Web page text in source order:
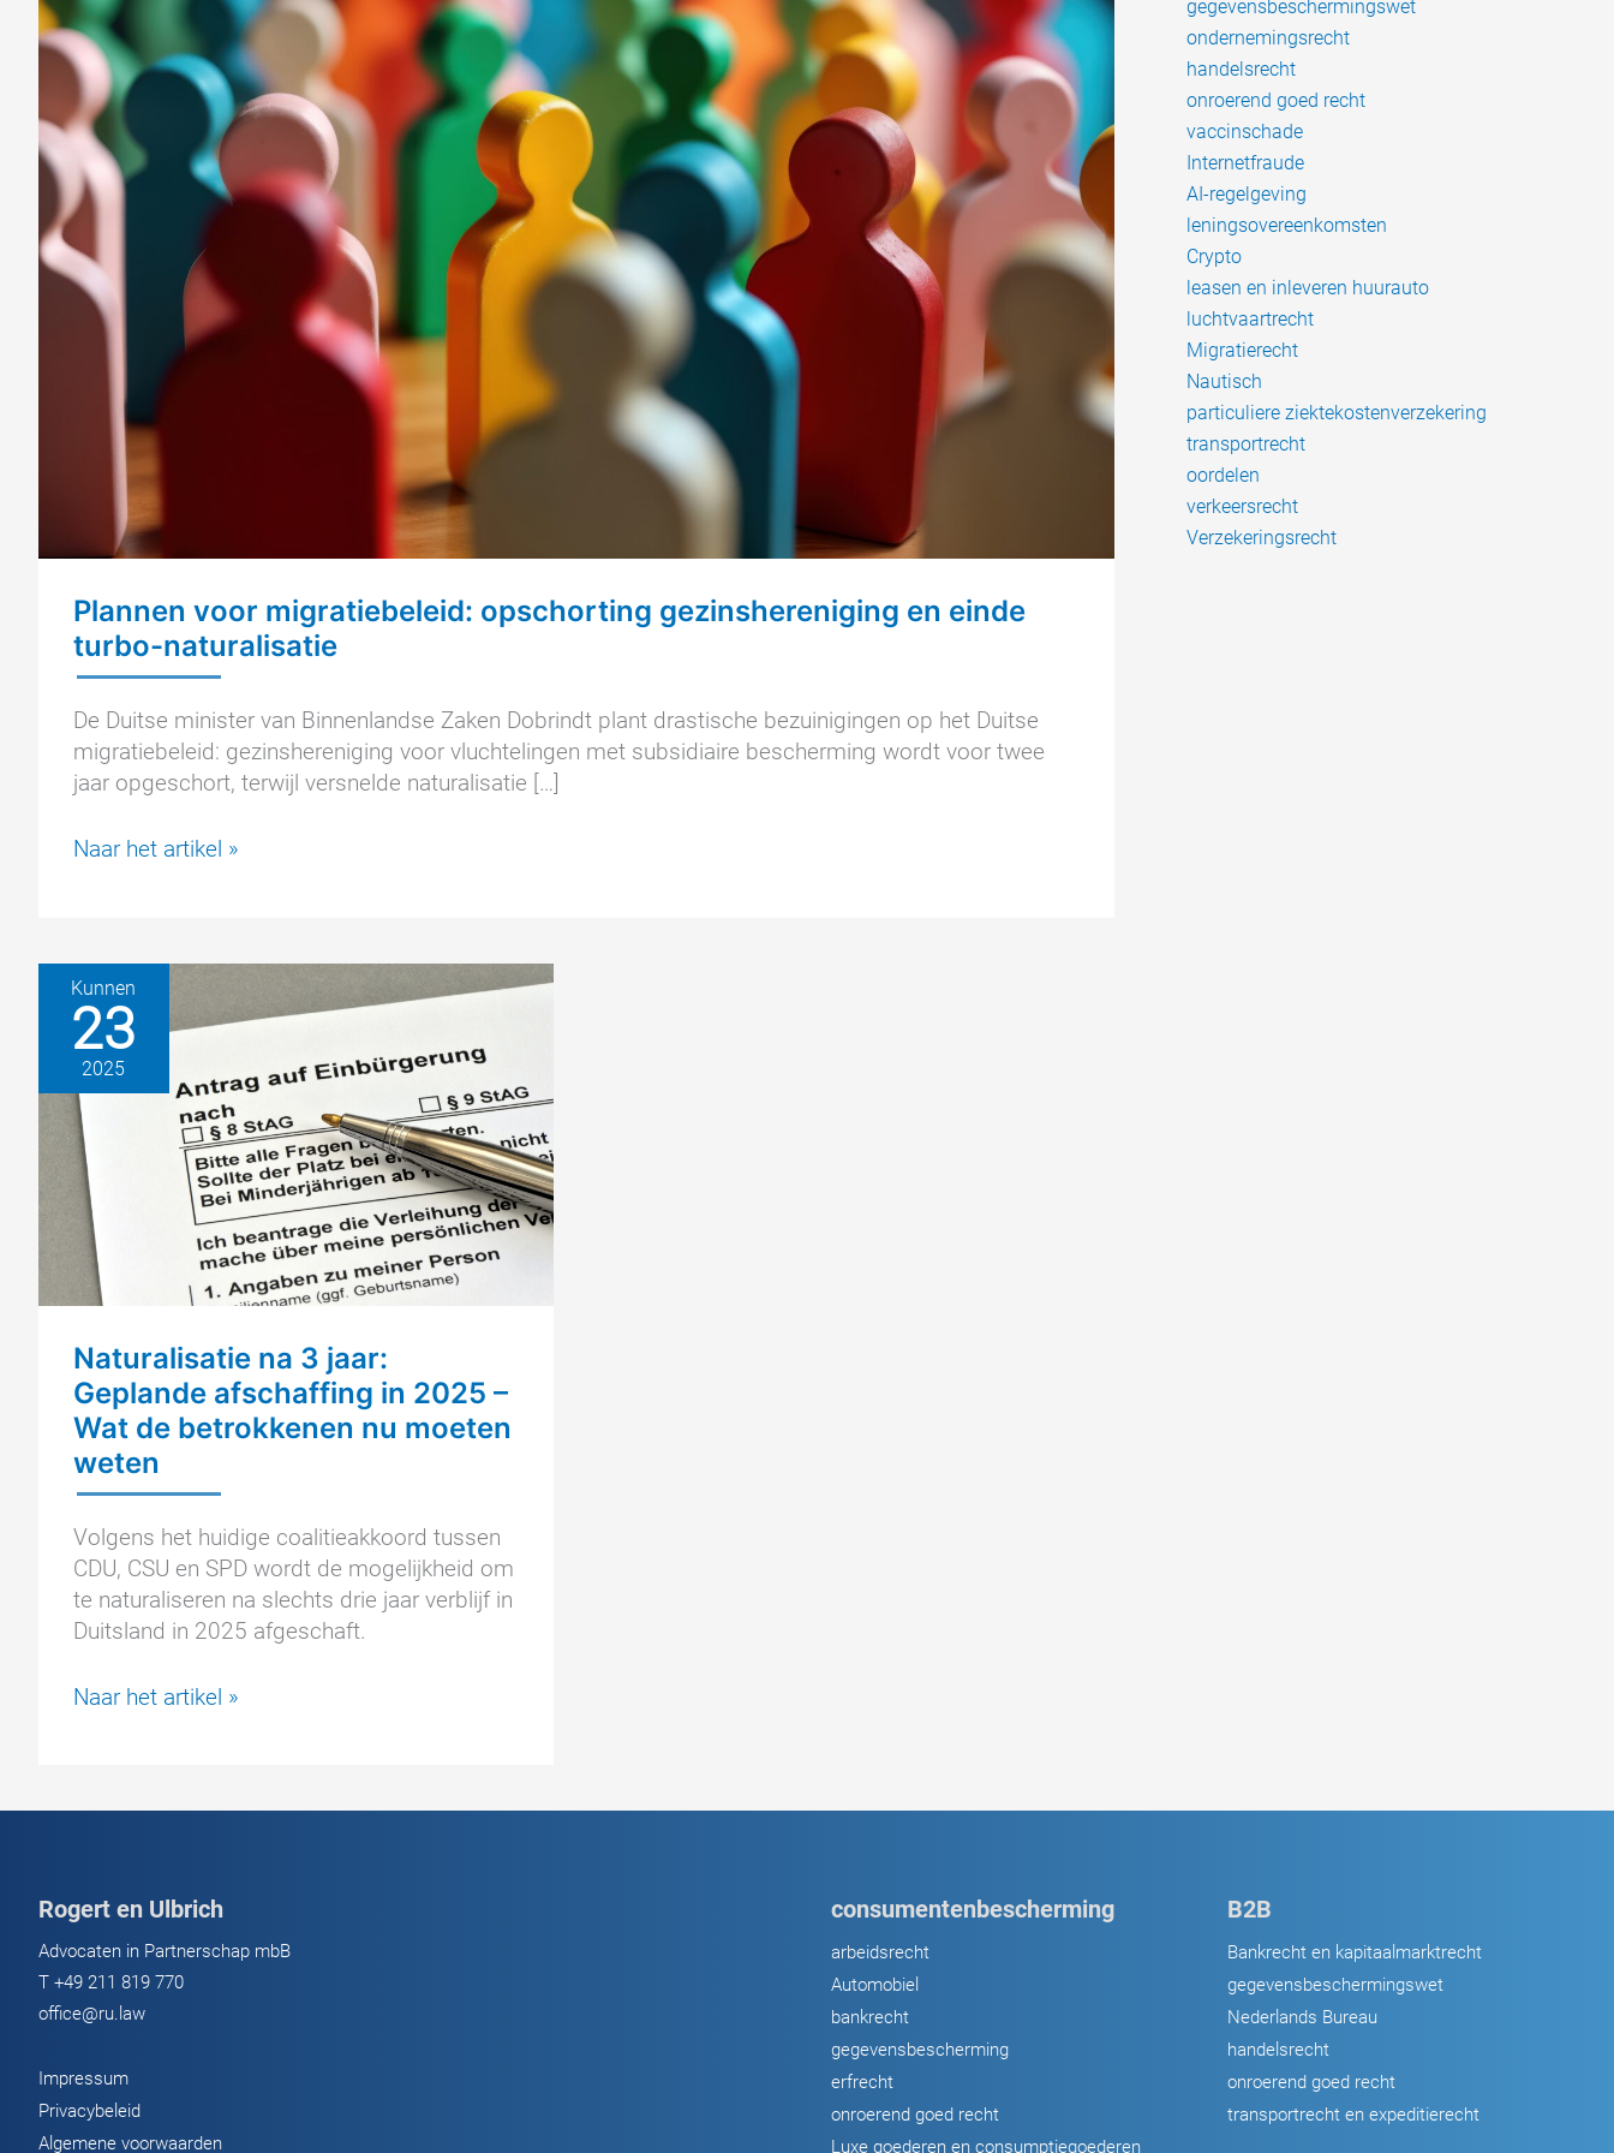
Plannen voor migratiebeleid: opschorting gezinshereniging en einde
turbo-naturalisatie
De Duitse minister van Binnenlandse Zaken Dobrindt plant drastische bezuinigingen op het Duitse
migratiebeleid: gezinshereniging voor vluchtelingen met subsidiaire bescherming wordt voor twee
jaar opgeschort, terwijl versnelde naturalisatie […]
Plannen
gezinshereniging
en
einde
turbo-
naturalisatie
Naar het artikel »
Kunnen
23
2025
Naturalisatie na 3 jaar:
Geplande afschaffing in 2025 –
Wat de betrokkenen nu moeten
weten
Volgens het huidige coalitieakkoord tussen
CDU, CSU en SPD wordt de mogelijkheid om
te naturaliseren na slechts drie jaar verblijf in
Duitsland in 2025 afgeschaft.
Naturalisatie
2025
–
Wat
de
nu
moeten
weten
Naar het artikel »
gegevensbeschermingswet
ondernemingsrecht
handelsrecht
onroerend goed recht
vaccinschade
Internetfraude
AI-regelgeving
leningsovereenkomsten
Crypto
leasen en inleveren huurauto
luchtvaartrecht
Migratierecht
Nautisch
particuliere ziektekostenverzekering
transportrecht
oordelen
verkeersrecht
Verzekeringsrecht
Rogert en Ulbrich
Advocaten in Partnerschap mbB
T +49 211 819 770
office@ru.law
Impressum
Privacybeleid
Algemene voorwaarden
consumentenbescherming
arbeidsrecht
Automobiel
bankrecht
gegevensbescherming
erfrecht
onroerend goed recht
Luxe goederen en consumptiegoederen
B2B
Bankrecht en kapitaalmarktrecht
gegevensbeschermingswet
Nederlands Bureau
handelsrecht
onroerend goed recht
transportrecht en expeditierecht